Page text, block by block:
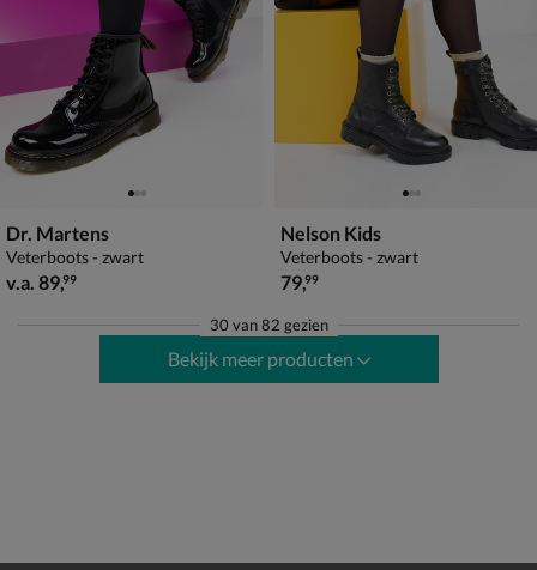
Dr. Martens
Veterboots - zwart
vanaf € 89,99
v.a. 89,99
Nelson Kids
Veterboots - zwart
€ 79,99
79,99
30 van82 gezien
Bekijk meer producten